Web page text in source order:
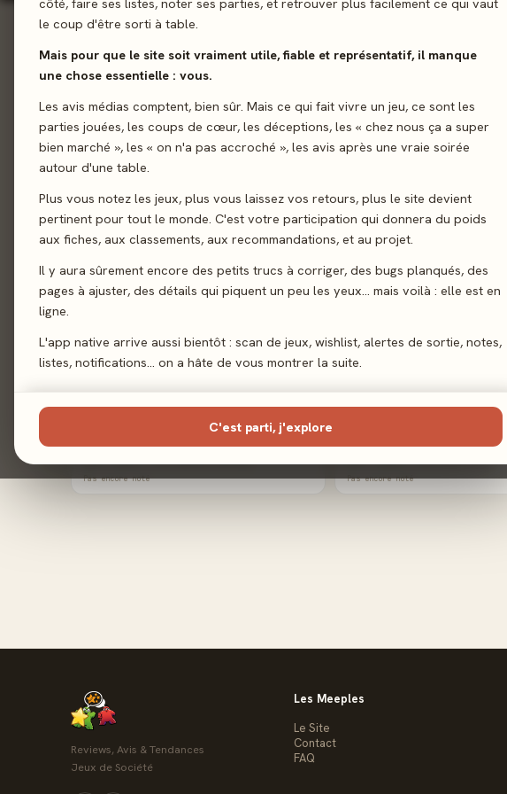
le coup d'être sorti à table.
Mais pour que le site soit vraiment utile, fiable et représentatif, il manque
une chose essentielle : vous.
Les avis médias comptent, bien sûr. Mais ce qui fait vivre un jeu, ce sont les
parties jouées, les coups de cœur, les déceptions, les « chez nous ça a super
bien marché », les « on n'a pas accroché », les avis après une vraie soirée
autour d'une table.
Plus vous notez les jeux, plus vous laissez vos retours, plus le site devient
pertinent pour tout le monde. C'est votre participation qui donnera du poids
aux fiches, aux classements, aux recommandations, et au projet.
Il y aura sûrement encore des petits trucs à corriger, des bugs planqués, des
pages à ajuster, des détails qui piquent un peu les yeux… mais voilà : elle est en
ligne.
L'app native arrive aussi bientôt : scan de jeux, wishlist, alertes de sortie, notes,
listes, notifications… on a hâte de vous montrer la suite.
C'est parti, j'explore
Ludographie complète5 jeux
TRIER : Score presse Note joueurs Récents A-Z
PAS ENCORE NOTÉS PAR LA PRESSE
co-signé
Aiyé
co-signé
Avalon – Nouvelle Edition
co-signé
Lofoten
Pas encore noté
co-signé
Roll Player
Pas encore noté
Reviews, Avis & Tendances
Jeux de Société
Les Meeples
Le Site
Contact
FAQ